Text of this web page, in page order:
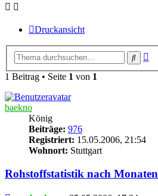
Druckansicht
Suche
1 Beitrag • Seite 1 von 1
baekno
König
Beiträge: 976
Registriert: 15.05.2006, 21:54
Wohnort: Stuttgart
Rohstoffstatistik nach Monaten